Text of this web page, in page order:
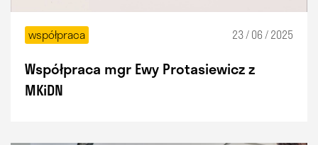
współpraca 23 / 06 / 2025
Współpraca mgr Ewy Protasiewicz z
MKiDN